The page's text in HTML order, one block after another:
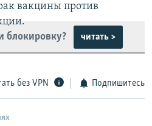
вакцины против
блокировку?
читать >
без VPN Подпишитесь